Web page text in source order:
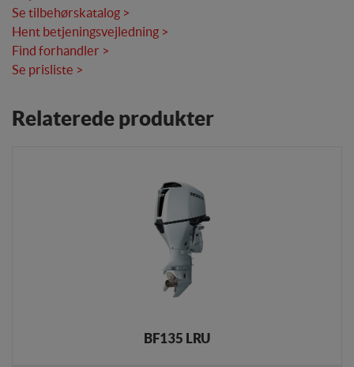
Se tilbehørskatalog >
Hent betjeningsvejledning >
Find forhandler >
Se prisliste >
Relaterede produkter
BF135 LRU